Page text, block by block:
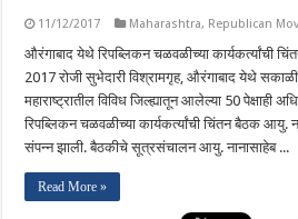
11/12/2017 Maharashtra, Republican
औरंगाबाद येथे रिपब्लिकन चळवळीच्या कार्यकर्त्यांची
2017 रोजी सुभेदारी विश्रामगृह, औरंगाबाद येथे
महाराष्ट्रातील विविध जिल्ह्यातून आलेल्या 50 पेक्षाही
रिपब्लिकन चळवळीच्या कार्यकर्त्यांची चिंतन बैठक आयु.
संपन्न झाली. बैठकीचे सूत्रसंचालन आयु. नानासाहेब ...
Read More »